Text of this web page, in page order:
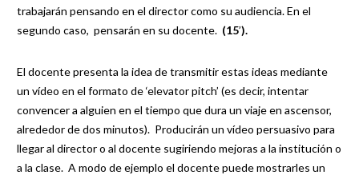
trabajarán pensando en el director como su audiencia. En el
segundo caso, pensarán en su docente. (15’).
El docente presenta la idea de transmitir estas ideas mediante
un vídeo en el formato de ‘elevator pitch’ (es decir, intentar
convencer a alguien en el tiempo que dura un viaje en ascensor,
alrededor de dos minutos). Producirán un vídeo persuasivo para
llegar al director o al docente sugiriendo mejoras a la institución o
a la clase. A modo de ejemplo el docente puede mostrarles un